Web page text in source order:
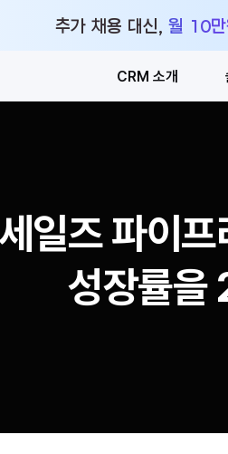
추가 채용 대신, 월 10
CRM 소개
세일즈 파이
성장률을